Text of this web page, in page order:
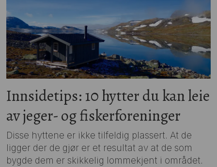
Innsidetips: 10 hytter du kan leie
av jeger- og fiskerforeninger
Disse hyttene er ikke tilfeldig plassert. At de
ligger der de gjør er et resultat av at de som
bygde dem er skikkelig lommekjent i området.